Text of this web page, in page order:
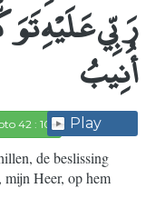
رَبِّي عَلَيْهِ
أُنِيبُ
42 : 10 Play
de beslissing
Heer, op hem